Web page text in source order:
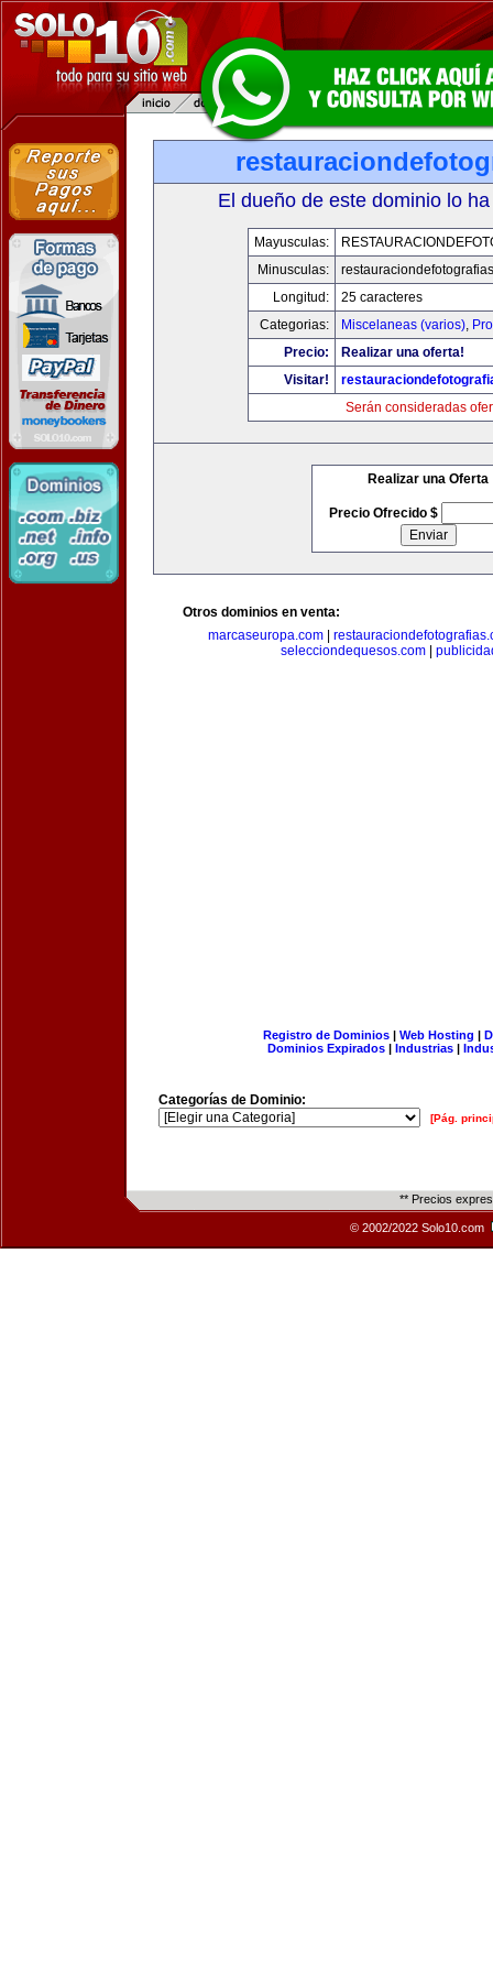
El dueño de este dominio lo
Mayusculas:
Minusculas:
Longitud:
25 caracteres
Categorias:
Miscelaneas (varios),
Precio:
Realizar una oferta!
Visitar!
Serán consideradas
Realizar una Oferta
Precio Ofrecido $
Otros dominios en venta:
marcaseuropa.com|
selecciondequesos.com|
Registro de Dominios| Web Hosting |
Dominios Expirados | Industrias |
Categorías de Dominio:
[Pág.
** Precios
© 2002/2022 Solo10.com